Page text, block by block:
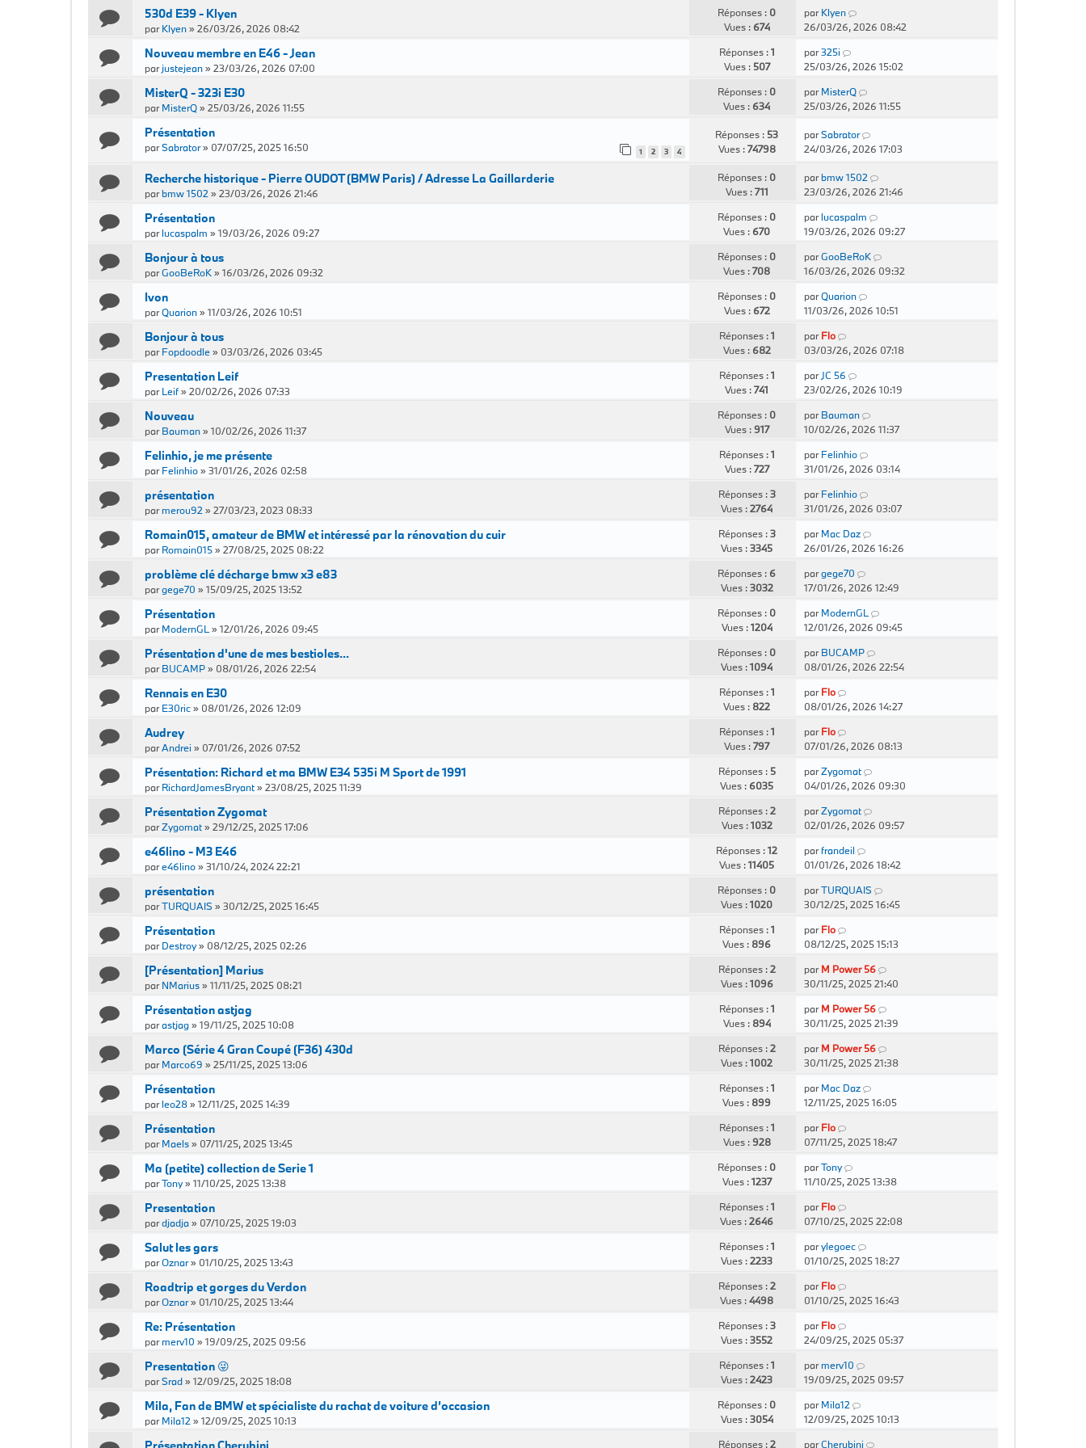
530d E39 - Klyen
parKlyen» 26/03/26, 2026 08:42
Réponses : 0
Vues : 674
parKlyen
26/03/26, 2026 08:42
Nouveau membre en E46 - Jean
parjustejean»23/03/26, 2026 07:00
Réponses :1
Vues : 507
par325i
25/03/26, 2026 15:02
MisterQ - 323i E30
parMisterQ» 25/03/26, 2026 11:55
Réponses : 0
Vues : 634
parMisterQ
25/03/26, 2026 11:55
Présentation
parSabrator» 07/07/25, 2025 16:50 1 2 3 4
Réponses : 53
Vues :74798
parSabrator
24/03/26, 2026 17:03
Recherche historique - Pierre OUDOT (BMW Paris) / Adresse La Gaillarderie
parbmw 1502 » 23/03/26, 2026 21:46
Réponses : 0
Vues :711
parbmw 1502
23/03/26, 2026 21:46
Présentation
parlucaspalm »19/03/26, 2026 09:27
Réponses : 0
Vues : 670
parlucaspalm
19/03/26, 2026 09:27
Bonjour à tous
parGooBeRoK» 16/03/26, 2026 09:32
Réponses : 0
Vues :708
parGooBeRoK
16/03/26, 2026 09:32
Ivon
parQuarion»11/03/26, 2026 10:51
Réponses : 0
Vues : 672
parQuarion
11/03/26, 2026 10:51
Bonjour à tous
parFopdoodle» 03/03/26, 2026 03:45
Réponses :1
Vues : 682
parFlo
03/03/26, 2026 07:18
Presentation Leif
parLeif»20/02/26, 2026 07:33
Réponses :1
Vues :741
par JC 56
23/02/26, 2026 10:19
Nouveau
parBauman» 10/02/26, 2026 11:37
Réponses : 0
Vues :917
parBauman
10/02/26, 2026 11:37
Felinhio, je me présente
parFelinhio»31/01/26, 2026 02:58
Réponses :1
Vues :727
parFelinhio
31/01/26, 2026 03:14
présentation
parmerou92 » 27/03/23, 2023 08:33
Réponses :3
Vues :2764
parFelinhio
31/01/26, 2026 03:07
Romain015, amateur de BMW et intéressé par la rénovation du cuir
parRomain015»27/08/25, 2025 08:22
Réponses :3
Vues :3345
parMac Daz
26/01/26, 2026 16:26
problème clé décharge bmw x3 e83
pargege70 » 15/09/25, 2025 13:52
Réponses : 6
Vues :3032
pargege70
17/01/26, 2026 12:49
Présentation
parModernGL »12/01/26, 2026 09:45
Réponses : 0
Vues :1204
parModernGL
12/01/26, 2026 09:45
Présentation d'une de mes bestioles...
parBUCAMP» 08/01/26, 2026 22:54
Réponses : 0
Vues :1094
parBUCAMP
08/01/26, 2026 22:54
Rennais en E30
parE30ric» 08/01/26, 2026 12:09
Réponses :1
Vues : 822
parFlo
08/01/26, 2026 14:27
Audrey
parAndrei » 07/01/26, 2026 07:52
Réponses :1
Vues :797
parFlo
07/01/26, 2026 08:13
Présentation: Richard et ma BMW E34 535i M Sport de 1991
parRichardJamesBryant»23/08/25, 2025 11:39
Réponses : 5
Vues : 6035
parZygomat
04/01/26, 2026 09:30
Présentation Zygomat
parZygomat» 29/12/25, 2025 17:06
Réponses :2
Vues :1032
parZygomat
02/01/26, 2026 09:57
e46lino - M3 E46
pare46lino»31/10/24, 2024 22:21
Réponses :12
Vues :11405
parfrandeil
01/01/26, 2026 18:42
présentation
parTURQUAIS » 30/12/25, 2025 16:45
Réponses : 0
Vues :1020
parTURQUAIS
30/12/25, 2025 16:45
Présentation
parDestroy» 08/12/25, 2025 02:26
Réponses :1
Vues : 896
parFlo
08/12/25, 2025 15:13
[Présentation] Marius
parNMarius» 11/11/25, 2025 08:21
Réponses :2
Vues :1096
parM Power 56
30/11/25, 2025 21:40
Présentation astjag
parastjag»19/11/25, 2025 10:08
Réponses :1
Vues : 894
parM Power 56
30/11/25, 2025 21:39
Marco (Série 4 Gran Coupé (F36) 430d
parMarco69 » 25/11/25, 2025 13:06
Réponses :2
Vues :1002
parM Power 56
30/11/25, 2025 21:38
Présentation
parleo28»12/11/25, 2025 14:39
Réponses :1
Vues : 899
parMac Daz
12/11/25, 2025 16:05
Présentation
parMaels» 07/11/25, 2025 13:45
Réponses :1
Vues :928
parFlo
07/11/25, 2025 18:47
Ma (petite) collection de Serie 1
parTony»11/10/25, 2025 13:38
Réponses : 0
Vues :1237
parTony
11/10/25, 2025 13:38
Presentation
pardjadja» 07/10/25, 2025 19:03
Réponses :1
Vues :2646
parFlo
07/10/25, 2025 22:08
Salut les gars
parOznar» 01/10/25, 2025 13:43
Réponses :1
Vues :2233
parylegoec
01/10/25, 2025 18:27
Roadtrip et gorges du Verdon
parOznar» 01/10/25, 2025 13:44
Réponses :2
Vues :4498
parFlo
01/10/25, 2025 16:43
Re: Présentation
parmerv10 »19/09/25, 2025 09:56
Réponses :3
Vues :3552
parFlo
24/09/25, 2025 05:37
Presentation 😜
parSrad» 12/09/25, 2025 18:08
Réponses :1
Vues :2423
parmerv10
19/09/25, 2025 09:57
Mila, Fan de BMW et spécialiste du rachat de voiture d’occasion
parMila12 »12/09/25, 2025 10:13
Réponses : 0
Vues :3054
parMila12
12/09/25, 2025 10:13
Réponses :2 parCherubini